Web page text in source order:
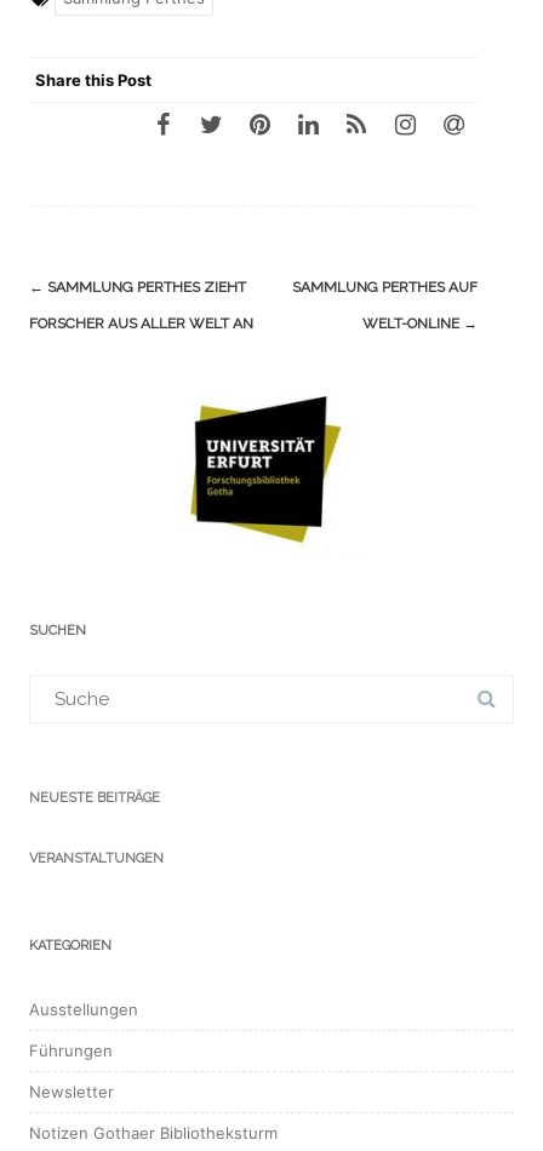
Share this Post
Navigation
(Beiträge)
← SAMMLUNG PERTHES ZIEHT
FORSCHER AUS ALLER WELT AN
SAMMLUNG PERTHES AUF
WELT-ONLINE →
SUCHEN
für:
NEUESTE BEITRÄGE
VERANSTALTUNGEN
KATEGORIEN
Ausstellungen
Führungen
Newsletter
Notizen Gothaer Bibliotheksturm